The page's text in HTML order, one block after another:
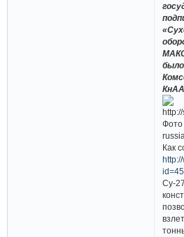
было
Фото
Как
Су-